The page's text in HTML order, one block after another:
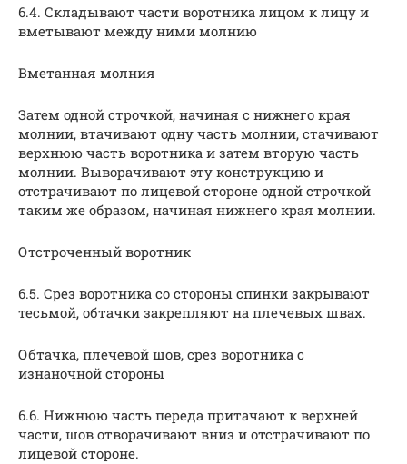
6.4. Складывают части воротника лицом к лицу и
вметывают между ними молнию
Вметанная молния
Затем одной строчкой, начиная с нижнего края
молнии, втачивают одну часть молнии, стачивают
верхнюю часть воротника и затем вторую часть
молнии. Выворачивают эту конструкцию и
отстрачивают по лицевой стороне одной строчкой
таким же образом, начиная нижнего края молнии.
Отстроченный воротник
6.5. Срез воротника со стороны спинки закрывают
тесьмой, обтачки закрепляют на плечевых швах.
Обтачка, плечевой шов, срез воротника с
изнаночной стороны
6.6. Нижнюю часть переда притачают к верхней
части, шов отворачивают вниз и отстрачивают по
лицевой стороне.